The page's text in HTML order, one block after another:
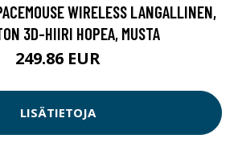
WIRELESS LANGALLINEN,
3D-HIIRI HOPEA, MUSTA
249.86 EUR
LISÄTIETOJA